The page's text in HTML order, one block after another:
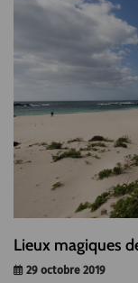
Lieux magiques
29 octobre 2019